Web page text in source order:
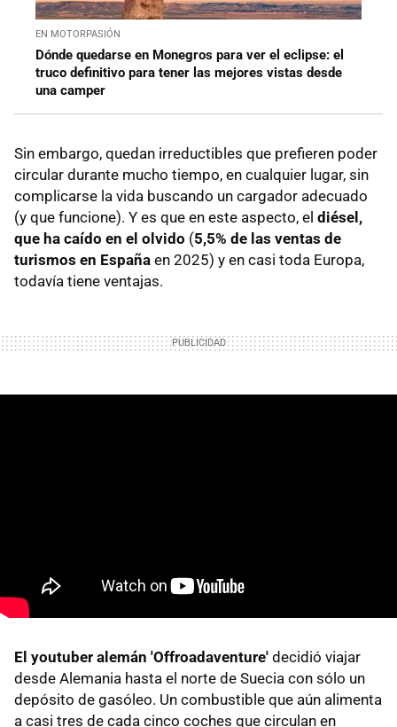
EN MOTORPASIÓN
Dónde quedarse en Monegros para ver el eclipse: el
truco definitivo para tener las mejores vistas desde
una camper
Sin embargo, quedan irreductibles que prefieren poder
circular durante mucho tiempo, en cualquier lugar, sin
complicarse la vida buscando un cargador adecuado
(y que funcione). Y es que en este aspecto, el diésel,
que ha caído en el olvido (5,5% de las ventas de
turismos en España en 2025) y en casi toda Europa,
todavía tiene ventajas.
El youtuber alemán 'Offroadaventure' decidió viajar
desde Alemania hasta el norte de Suecia con sólo un
depósito de gasóleo. Un combustible que aún alimenta
a casi tres de cada cinco coches que circulan en